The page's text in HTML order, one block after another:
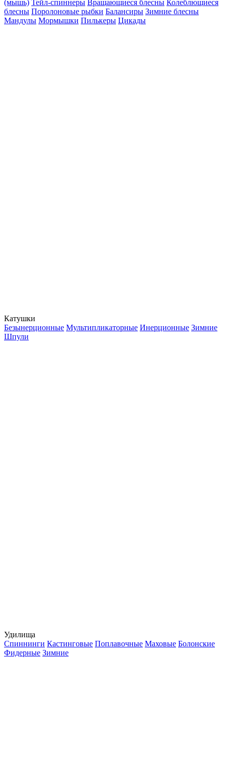
(мышь) Тейл-спиннеры Вращающиеся блесны Колеблющиеся
блесны Поролоновые рыбки Балансиры Зимние блесны
Мандулы Мормышки Пилькеры Цикады
Катушки
Безынерционные Мультипликаторные Инерционные Зимние
Шпули
Удилища
Спиннинги Кастинговые Поплавочные Маховые Болонские
Фидерные Зимние